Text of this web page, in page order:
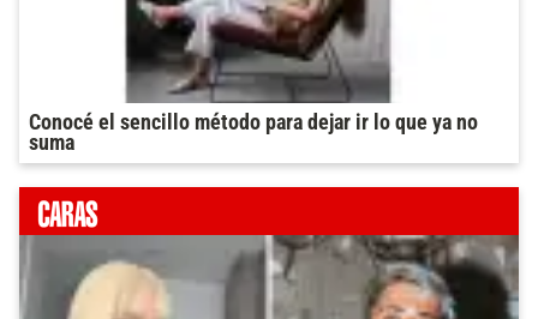
Conocé el sencillo método para dejar ir lo que ya no
suma